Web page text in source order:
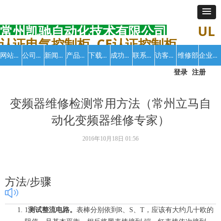
常州凯驰自动化技术有限公司 UL
认证电气控制柜 CE认证控制柜
网站首页 公司介绍 新闻中心 产品中心 下载中心 成功案例 联系我们 访客留言 维修部 企业招聘
登录 注册
变频器维修检测常用方法（常州立马自
动化变频器维修专家）
方法/步骤
1测试整流电路。 表棒分别依到R、S、T，应该有大约几十欧的
2016年10月18日 01:56